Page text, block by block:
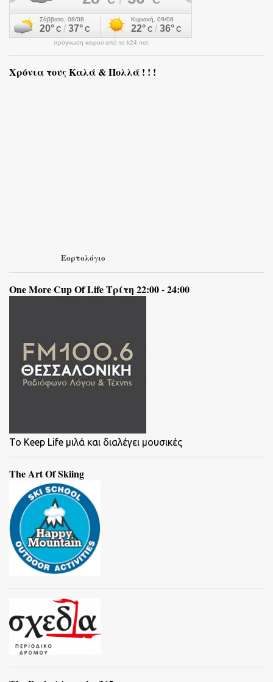
πρόγνωση καιρού από το k24.net
Χρόνια τους Καλά & Πολλά ! ! !
Εορτολόγιο
One More Cup Of Life Τρίτη 22:00 - 24:00
To Keep Life μιλά και διαλέγει μουσικές
The Art Of Skiing